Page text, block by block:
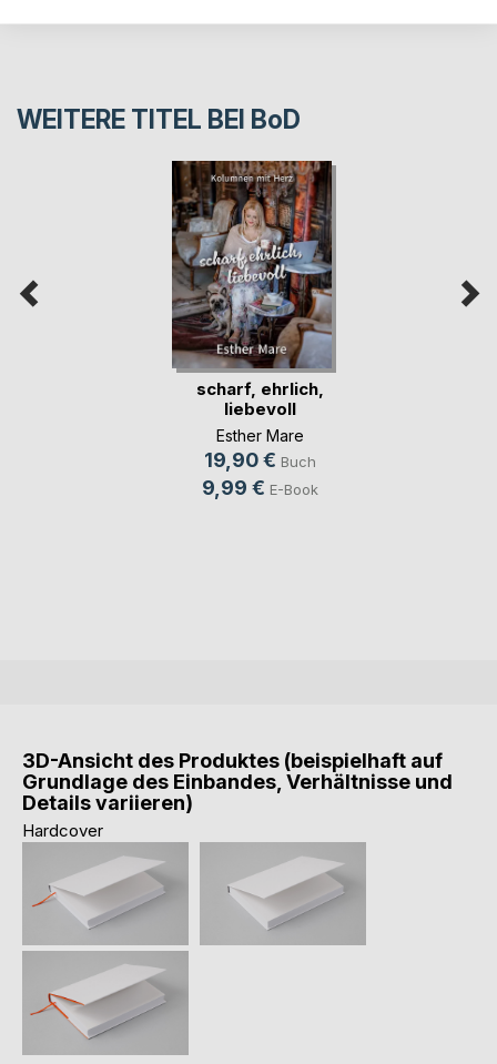
WEITERE TITEL BEI BoD
scharf, ehrlich,
liebevoll
Esther Mare
19,90 € Buch
9,99 € E-Book
3D-Ansicht des Produktes (beispielhaft auf
Grundlage des Einbandes, Verhältnisse und
Details variieren)
Hardcover